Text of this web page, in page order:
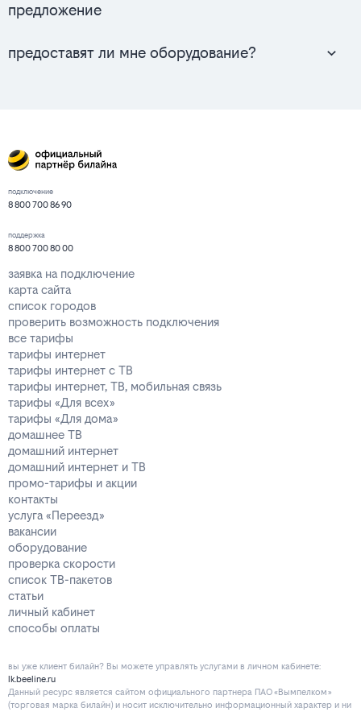
предложение
предоставят ли мне оборудование?
подключение
8 800 700 86 90
поддержка
8 800 700 80 00
заявка на подключение
карта сайта
список городов
проверить возможность подключения
все тарифы
тарифы интернет
тарифы интернет с ТВ
тарифы интернет, ТВ, мобильная связь
тарифы «Для всех»
тарифы «Для дома»
домашнее ТВ
домашний интернет
домашний интернет и ТВ
промо-тарифы и акции
контакты
услуга «Переезд»
вакансии
оборудование
проверка скорости
список ТВ-пакетов
статьи
личный кабинет
способы оплаты
вы уже клиент билайн? Вы можете управлять услугами в личнoм кaбинeтe:
lk.beeline.ru
Данный ресурс является сайтом официального партнера ПАО «Вымпелком»
(торговая марка билайн) и носит исключительно информационный характер и ни